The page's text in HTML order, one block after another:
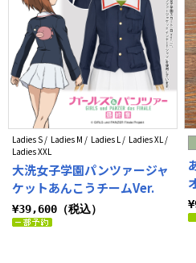
Ladies S / Ladies M / Ladies L / Ladies XL /
Ladies XXL
大洗女子学園パンツァージャ
ケットあんこうチームVer.
¥39,600（税込）